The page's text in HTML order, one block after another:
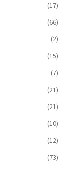
(17)
(66)
(2)
(15)
(7)
(21)
(21)
(10)
(12)
(73)